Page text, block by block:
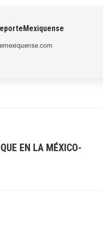
EN LA MÉXICO-